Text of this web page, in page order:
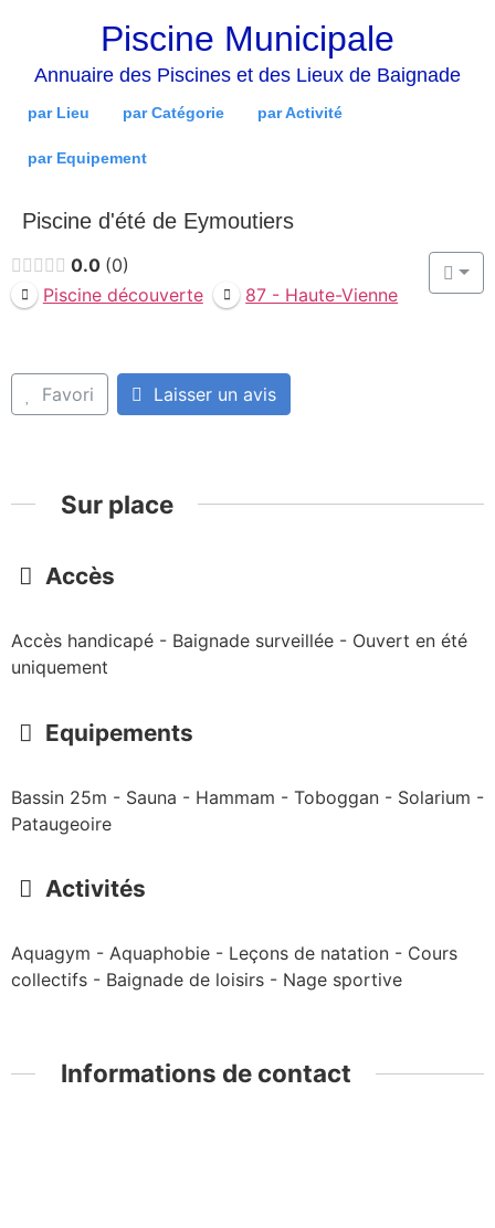
Piscine Municipale
Annuaire des Piscines et des Lieux de Baignade
par Lieu par Catégorie par Activité
par Equipement
Piscine d'été de Eymoutiers
0.0 0
Piscine découverte
87 - Haute-Vienne
Favori Laisser un avis
Sur place
Accès
Accès handicapé - Baignade surveillée - Ouvert en été
uniquement
Equipements
Bassin 25m - Sauna - Hammam - Toboggan - Solarium -
Pataugeoire
Activités
Aquagym - Aquaphobie - Leçons de natation - Cours
collectifs - Baignade de loisirs - Nage sportive
Informations de contact